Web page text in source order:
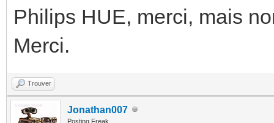
Philips HUE, merci, mais
Merci.
Trouver
Jonathan007
Posting Freak